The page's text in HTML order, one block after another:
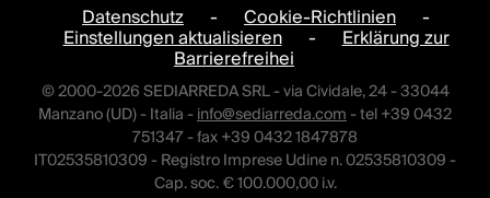
Datenschutz - Cookie-Richtlinien -
Einstellungen aktualisieren - Erklärung zur
Barrierefreihei
© 2000-2026 SEDIARREDA SRL - via Cividale, 24 - 33044
Manzano (UD) - Italia -info@sediarreda.com- tel +39 0432
751347 - fax +39 0432 1847878
IT02535810309 - Registro Imprese Udine n. 02535810309 -
Cap. soc. € 100.000,00 i.v.